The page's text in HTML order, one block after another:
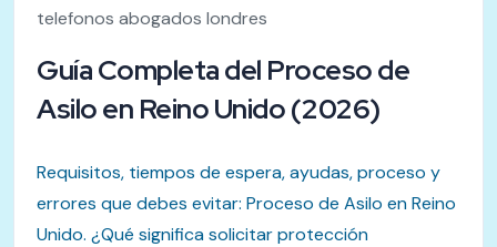
telefonos abogados londres
Guía Completa del Proceso de
Asilo en Reino Unido (2026)
Requisitos, tiempos de espera, ayudas, proceso y
errores que debes evitar: Proceso de Asilo en Reino
Unido. ¿Qué significa solicitar protección